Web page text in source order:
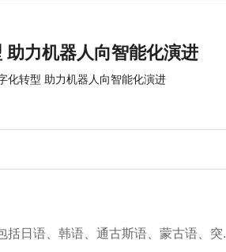
力机器人向智能化演进
化转型 助力机器人向智能化演进
日语、韩语、通古斯语、蒙古语、突